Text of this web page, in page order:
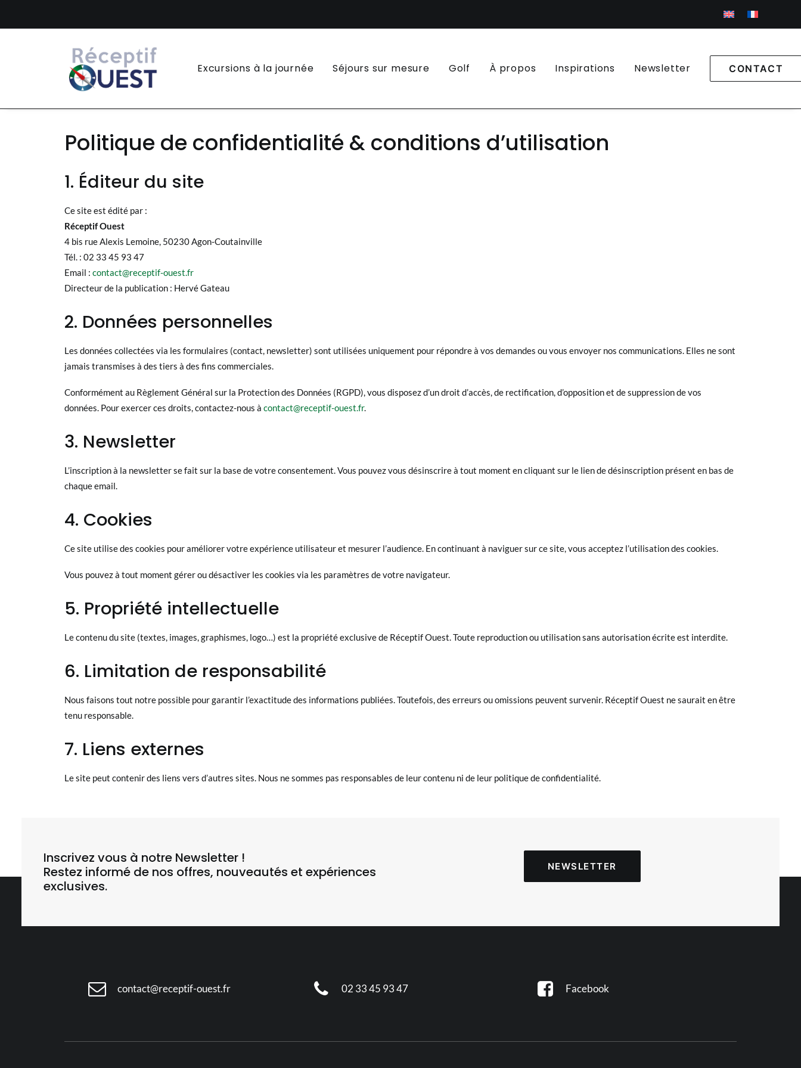
Excursions à la journée Séjours sur mesure Golf À propos Inspirations Newsletter CONTACT
Politique de confidentialité & conditions d’utilisation
1. Éditeur du site
Ce site est édité par :
Réceptif Ouest
4 bis rue Alexis Lemoine, 50230 Agon-Coutainville
Tél. : 02 33 45 93 47
Email : contact@receptif-ouest.fr
Directeur de la publication : Hervé Gateau
2. Données personnelles
Les données collectées via les formulaires (contact, newsletter) sont utilisées uniquement pour répondre à vos demandes ou vous envoyer nos communications. Elles ne sont
jamais transmises à des tiers à des fins commerciales.
Conformément au Règlement Général sur la Protection des Données (RGPD), vous disposez d’un droit d’accès, de rectification, d’opposition et de suppression de vos
données. Pour exercer ces droits, contactez-nous à contact@receptif-ouest.fr.
3. Newsletter
L’inscription à la newsletter se fait sur la base de votre consentement. Vous pouvez vous désinscrire à tout moment en cliquant sur le lien de désinscription présent en bas de
chaque email.
4. Cookies
Ce site utilise des cookies pour améliorer votre expérience utilisateur et mesurer l’audience. En continuant à naviguer sur ce site, vous acceptez l’utilisation des cookies.
Vous pouvez à tout moment gérer ou désactiver les cookies via les paramètres de votre navigateur.
5. Propriété intellectuelle
Le contenu du site (textes, images, graphismes, logo…) est la propriété exclusive de Réceptif Ouest. Toute reproduction ou utilisation sans autorisation écrite est interdite.
6. Limitation de responsabilité
Nous faisons tout notre possible pour garantir l’exactitude des informations publiées. Toutefois, des erreurs ou omissions peuvent survenir. Réceptif Ouest ne saurait en être
tenu responsable.
7. Liens externes
Le site peut contenir des liens vers d’autres sites. Nous ne sommes pas responsables de leur contenu ni de leur politique de confidentialité.
Inscrivez vous à notre Newsletter !
Restez informé de nos offres, nouveautés et expériences
exclusives.
NEWSLETTER
contact@receptif-ouest.fr 02 33 45 93 47 Facebook